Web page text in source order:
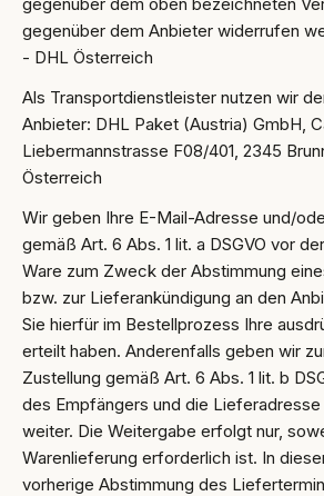
gegenüber dem Anbieter widerrufen
- DHL Österreich
Als Transportdienstleister nutzen wir
Anbieter: DHL Paket (Austria) GmbH,
Liebermannstrasse F08/401, 2345
Österreich
Wir geben Ihre E-Mail-Adresse und/
gemäß Art. 6 Abs. 1 lit. a DSGVO vor
Ware zum Zweck der Abstimmung
bzw. zur Lieferankündigung an den
Sie hierfür im Bestellprozess Ihre
erteilt haben. Anderenfalls geben wir
Zustellung gemäß Art. 6 Abs. 1 lit. b
des Empfängers und die
weiter. Die Weitergabe erfolgt nur,
Warenlieferung erforderlich ist. In
vorherige Abstimmung des